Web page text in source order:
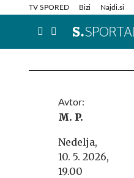
TV SPORED Bizi Najdi.si
Info in obvestila
Avtor:
M. P.
Nedelja,
10. 5. 2026,
19.00